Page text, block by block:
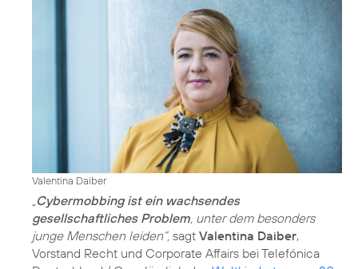
Valentina Daiber
Cybermobbing ist ein wachsendes
gesellschaftliches Problem , unter dem besonders
junge Menschen leiden“, sagt Valentina Daiber,
Vorstand Recht und Corporate Affairs bei Telefónica